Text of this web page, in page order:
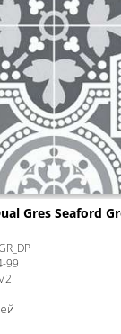
Gres Seaford
-99
2